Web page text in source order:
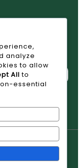
Auf
analyze
to allow
All to
essential